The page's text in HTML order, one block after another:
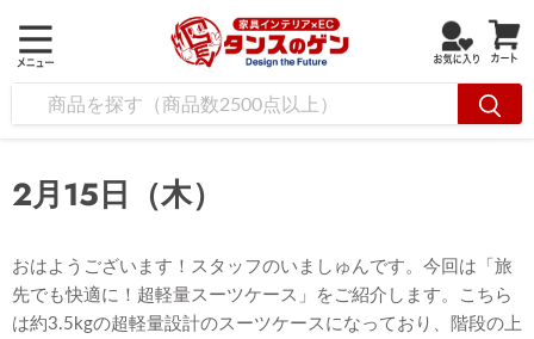
2月15日（木）
おはようございます！スタッフのいましゅんです。今回は「旅
先でも快適に！超軽量スーツケース」をご紹介します。こちら
は約3.5kgの超軽量設計のスーツケースになっており、階段の上